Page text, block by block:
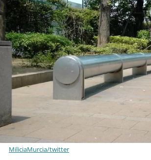
MiliciaMurcia/twitter